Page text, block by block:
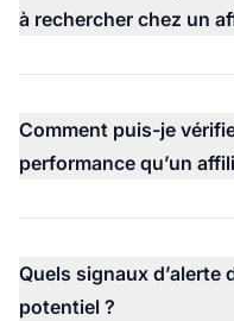
à rechercher chez un
Comment puis-je
performance qu’un
Quels signaux
potentiel ?